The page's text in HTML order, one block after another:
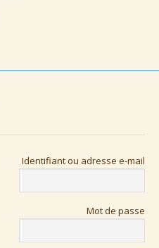
Identifiant ou adresse e-mail
Mot de passe